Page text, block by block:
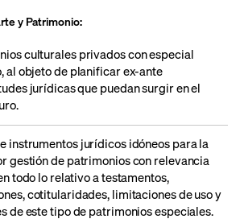
y Patrimonio:
culturales privados con especial
al objeto de planificarex-ante
jurídicas que puedan surgir en el
instrumentos jurídicos idóneos para la
gestión de patrimonios con relevancia
todo lo relativo a testamentos,
, cotitularidades, limitaciones de uso y
de este tipo de patrimonios especiales.